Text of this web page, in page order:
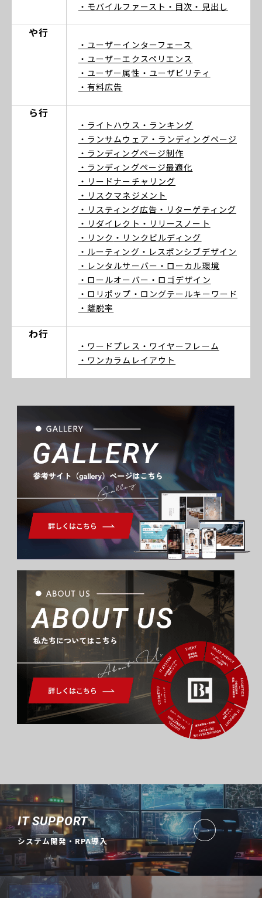
・モバイルファースト ・目次 ・見出し
や行
・ユーザーインターフェース
・ユーザーエクスペリエンス
・ユーザー属性 ・ユーザビリティ
・有料広告
ら行
・ライトハウス ・ランキング
・ランサムウェア ・ランディングページ
・ランディングページ制作
・ランディングページ最適化
・リードナーチャリング
・リスクマネジメント
・リスティング広告 ・リターゲティング
・リダイレクト ・リリースノート
・リンク ・リンクビルディング
・ルーティング ・レスポンシブデザイン
・レンタルサーバー ・ローカル環境
・ロールオーバー ・ロゴデザイン
・ロリポップ ・ロングテールキーワード
・離脱率
わ行
・ワードプレス ・ワイヤーフレーム
・ワンカラムレイアウト
Gallery
About Us
IT SUPPORT
システム開発・RPA導入